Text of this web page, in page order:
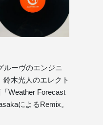
ルーヴのエンジニ
木光人のエレクト
Weather Forecast
によるRemix。